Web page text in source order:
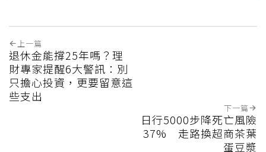
上一篇
退休金能撐25年嗎？理
財專家提醒6大警訊：別
只擔心投資，更要留意這
些支出
下一篇
日行5000步降死亡風險
37% 走路換超商茶葉
蛋豆漿